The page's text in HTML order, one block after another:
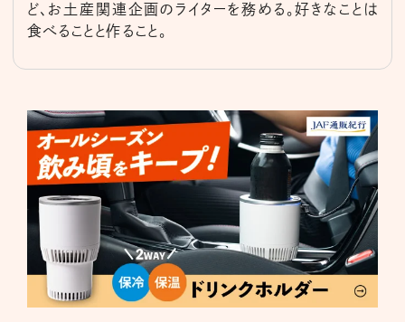
ど、お土産関連企画のライターを務める。好きなことは
食べることと作ること。